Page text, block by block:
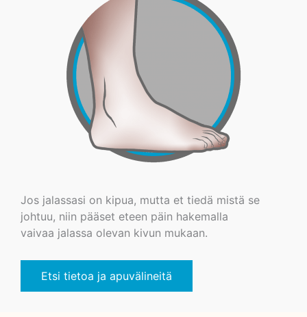
Jos jalassasi on kipua, mutta et tiedä mistä se
johtuu, niin pääset eteen päin hakemalla
vaivaa jalassa olevan kivun mukaan.
Etsi tietoa ja apuvälineitä